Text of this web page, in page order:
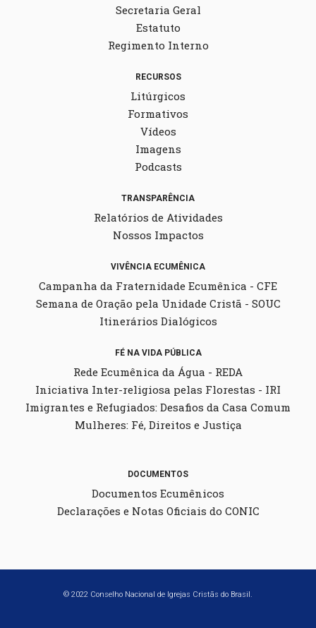
Secretaria Geral
Estatuto
Regimento Interno
RECURSOS
Litúrgicos
Formativos
Vídeos
Imagens
Podcasts
TRANSPARÊNCIA
Relatórios de Atividades
Nossos Impactos
VIVÊNCIA ECUMÊNICA
Campanha da Fraternidade Ecumênica - CFE
Semana de Oração pela Unidade Cristã - SOUC
Itinerários Dialógicos
FÉ NA VIDA PÚBLICA
Rede Ecumênica da Água - REDA
Iniciativa Inter-religiosa pelas Florestas - IRI
Imigrantes e Refugiados: Desafios da Casa Comum
Mulheres: Fé, Direitos e Justiça
DOCUMENTOS
Documentos Ecumênicos
Declarações e Notas Oficiais do CONIC
© 2022 Conselho Nacional de Igrejas Cristãs do Brasil.